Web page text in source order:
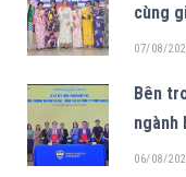
cùng
07/08/
Bên
ngành
06/08/